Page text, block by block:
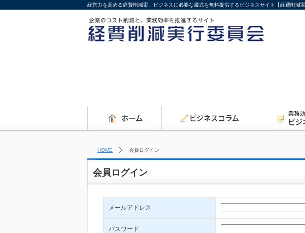
経営力を高める経費削減案、ビジネスに必要な書式を無料提供するビジネスサイト【経費削減実
HOME 会員ログイン
会員ログイン
メールアドレス
パスワード